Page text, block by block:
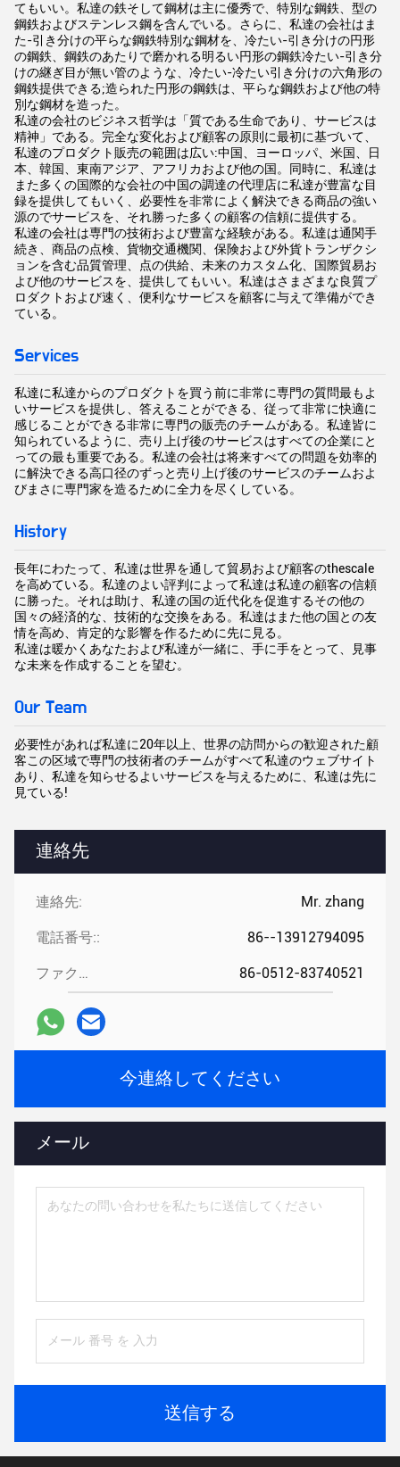
連絡先
連絡先: Mr. zhang
電話番号:: 86--13912794095
ファクシミリ:: 86-0512-83740521
今連絡してください
メール
送信する
てもいい。私達の鉄そして鋼材は主に優秀で、特別な鋼鉄、型の
鋼鉄およびステンレス鋼を含んでいる。さらに、私達の会社はま
た-引き分けの平らな鋼鉄特別な鋼材を、冷たい-引き分けの円形
の鋼鉄、鋼鉄のあたりで磨かれる明るい円形の鋼鉄冷たい-引き分
けの継ぎ目が無い管のような、冷たい-冷たい引き分けの六角形の
鋼鉄提供できる;造られた円形の鋼鉄は、平らな鋼鉄および他の特
別な鋼材を造った。
私達の会社のビジネス哲学は「質である生命であり、サービスは
精神」である。完全な変化および顧客の原則に最初に基づいて、
私達のプロダクト販売の範囲は広い:中国、ヨーロッパ、米国、日
本、韓国、東南アジア、アフリカおよび他の国。同時に、私達は
また多くの国際的な会社の中国の調達の代理店に私達が豊富な目
録を提供してもいく、必要性を非常によく解決できる商品の強い
源のでサービスを、それ勝った多くの顧客の信頼に提供する。
私達の会社は専門の技術および豊富な経験がある。私達は通関手
続き、商品の点検、貨物交通機関、保険および外貨トランザクシ
ョンを含む品質管理、点の供給、未来のカスタム化、国際貿易お
よび他のサービスを、提供してもいい。私達はさまざまな良質プ
ロダクトおよび速く、便利なサービスを顧客に与えて準備ができ
ている。
Services
私達に私達からのプロダクトを買う前に非常に専門の質問最もよ
いサービスを提供し、答えることができる、従って非常に快適に
感じることができる非常に専門の販売のチームがある。私達皆に
知られているように、売り上げ後のサービスはすべての企業にと
っての最も重要である。私達の会社は将来すべての問題を効率的
に解決できる高口径のずっと売り上げ後のサービスのチームおよ
びまさに専門家を造るために全力を尽くしている。
History
長年にわたって、私達は世界を通して貿易および顧客のthescale
を高めている。私達のよい評判によって私達は私達の顧客の信頼
に勝った。それは助け、私達の国の近代化を促進するその他の
国々の経済的な、技術的な交換をある。私達はまた他の国との友
情を高め、肯定的な影響を作るために先に見る。
私達は暖かくあなたおよび私達が一緒に、手に手をとって、見事
な未来を作成することを望む。
Our Team
必要性があれば私達に20年以上、世界の訪問からの歓迎された顧
客この区域で専門の技術者のチームがすべて私達のウェブサイト
あり、私達を知らせるよいサービスを与えるために、私達は先に
見ている!